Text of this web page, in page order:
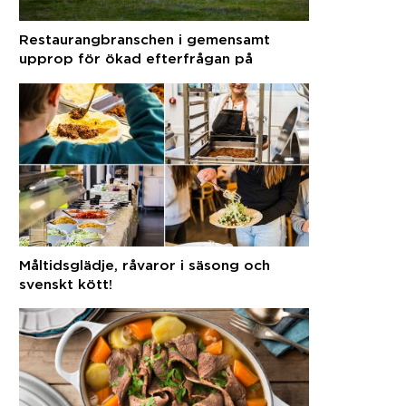
Restaurangbranschen i gemensamt
upprop för ökad efterfrågan på
Måltidsglädje, råvaror i säsong och
svenskt kött!